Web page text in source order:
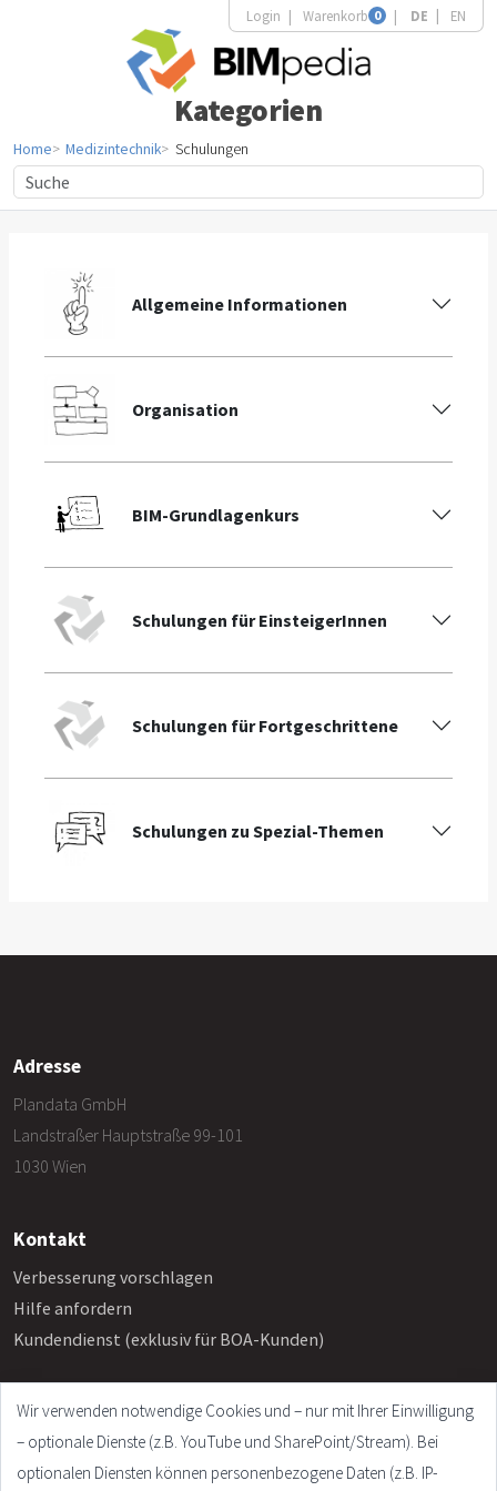
Login Warenkorb 0 DE EN
Kategorien
Home Medizintechnik Schulungen
Allgemeine Informationen
Organisation
BIM-Grundlagenkurs
Schulungen für EinsteigerInnen
Schulungen für Fortgeschrittene
Schulungen zu Spezial-Themen
Adresse
Plandata GmbH
Landstraßer Hauptstraße 99-101
1030 Wien
Kontakt
Verbesserung vorschlagen
Hilfe anfordern
Kundendienst (exklusiv für BOA-Kunden)
Info
Häufige Fragen
Impressum
Wir verwenden notwendige Cookies und – nur mit Ihrer Einwilligung
– optionale Dienste (z.B. YouTube und SharePoint/Stream). Bei
optionalen Diensten können personenbezogene Daten (z.B. IP-